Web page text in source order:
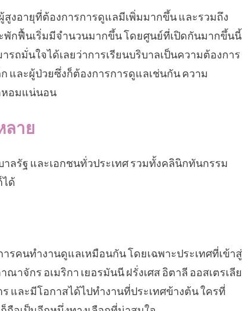
สูงอายุที่ต้องการการดูแลมีเพิ่มมากขึ้น และรวมถึง
พักฟื้นเริ่มมีจำนวนมากขึ้น โดยศูนย์ที่เปิดกันมากขึ้นนี้
ถมั่นใจได้เลยว่าการเรียนบริบาลเป็นความต้องการ
และผู้ป่วยซึ่งก็ต้องการการดูแลเช่นกัน ความ
หอมแน่นอน
ลาย
ลรัฐ และเอกชนทั่วประเทศ รวมทั้งคลินิกทันกรรม
ได้
รคนทำงานดูแลเหมือนกัน โดยเฉพาะประเทศที่เข้าสู่
จักร อเมริกา เยอรมันนี ฝรั่งเศส อิตาลี ออสเตรเลีย
และมีโอกาสได้ไปทำงานที่ประเทศข้างต้น ใครที่